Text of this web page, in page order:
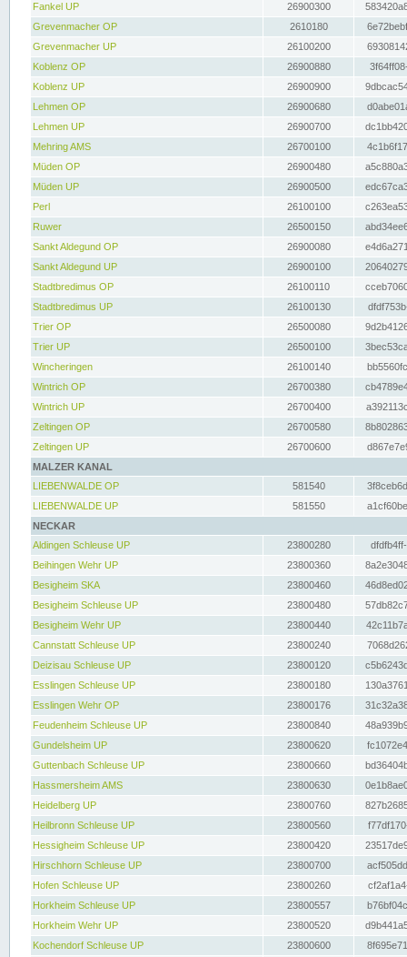
Fankel UP
26900300
Grevenmacher OP
2610180
Grevenmacher UP
26100200
Koblenz OP
26900880
Koblenz UP
26900900
Lehmen OP
26900680
Lehmen UP
26900700
Mehring AMS
26700100
Müden OP
26900480
Müden UP
26900500
Perl
26100100
Ruwer
26500150
Sankt Aldegund OP
26900080
Sankt Aldegund UP
26900100
Stadtbredimus OP
26100110
Stadtbredimus UP
26100130
Trier OP
26500080
Trier UP
26500100
Wincheringen
26100140
Wintrich OP
26700380
Wintrich UP
26700400
Zeltingen OP
26700580
Zeltingen UP
26700600
MALZER KANAL
LIEBENWALDE OP
581540
LIEBENWALDE UP
581550
NECKAR
Aldingen Schleuse UP
23800280
Beihingen Wehr UP
23800360
Besigheim SKA
23800460
Besigheim Schleuse UP
23800480
Besigheim Wehr UP
23800440
Cannstatt Schleuse UP
23800240
Deizisau Schleuse UP
23800120
Esslingen Schleuse UP
23800180
Esslingen Wehr OP
23800176
Feudenheim Schleuse UP
23800840
Gundelsheim UP
23800620
Guttenbach Schleuse UP
23800660
Hassmersheim AMS
23800630
Heidelberg UP
23800760
Heilbronn Schleuse UP
23800560
Hessigheim Schleuse UP
23800420
Hirschhorn Schleuse UP
23800700
Hofen Schleuse UP
23800260
Horkheim Schleuse UP
23800557
Horkheim Wehr UP
23800520
Kochendorf Schleuse UP
23800600